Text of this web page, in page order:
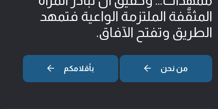
المثقّفة الملتزمة الواعية فتمهد
الطريق وتفتح الآفاق.
من نحن بأقلامكم